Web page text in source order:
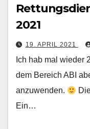
2021
19. APRIL 2021
Ich hab mal wieder
dem Bereich ABI
anzuwenden.
Ein…